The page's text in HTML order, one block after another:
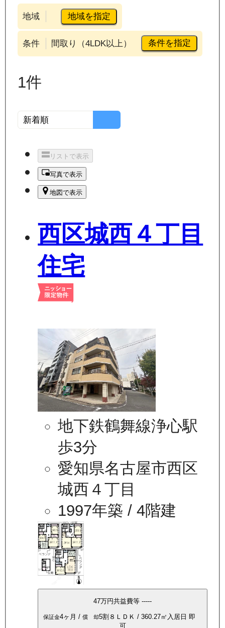
地域 地域を指定
条件 間取り（4LDK以上） 条件を指定
1件
リストで表示
写真で表示
地図で表示
西区城西４丁目
住宅
地下鉄鶴舞線浄心駅
歩3分
愛知県名古屋市西区
城西４丁目
1997年築 / 4階建
47万円共益費等 -----
保証金4ヶ月 / 償 却5割 ８ＬＤＫ / 360.27㎡ 入居日 即
可